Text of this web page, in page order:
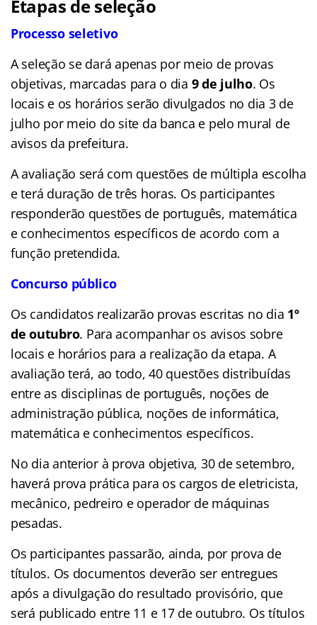
Etapas de seleção
Processo seletivo
A seleção se dará apenas por meio de provas
objetivas, marcadas para o dia 9 de julho. Os
locais e os horários serão divulgados no dia 3 de
julho por meio do site da banca e pelo mural de
avisos da prefeitura.
A avaliação será com questões de múltipla escolha
e terá duração de três horas. Os participantes
responderão questões de português, matemática
e conhecimentos específicos de acordo com a
função pretendida.
Concurso público
Os candidatos realizarão provas escritas no dia 1º
de outubro. Para acompanhar os avisos sobre
locais e horários para a realização da etapa. A
avaliação terá, ao todo, 40 questões distribuídas
entre as disciplinas de português, noções de
administração pública, noções de informática,
matemática e conhecimentos específicos.
No dia anterior à prova objetiva, 30 de setembro,
haverá prova prática para os cargos de eletricista,
mecânico, pedreiro e operador de máquinas
pesadas.
Os participantes passarão, ainda, por prova de
títulos. Os documentos deverão ser entregues
após a divulgação do resultado provisório, que
será publicado entre 11 e 17 de outubro. Os títulos